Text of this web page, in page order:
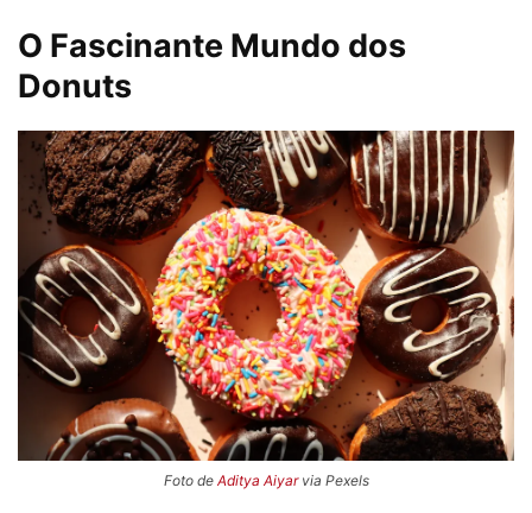
O Fascinante Mundo dos
Donuts
Foto de Aditya Aiyarvia Pexels